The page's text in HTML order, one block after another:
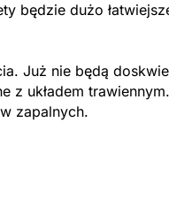
będzie dużo
Już nie będą
z układem trawiennym.
zapalnych.